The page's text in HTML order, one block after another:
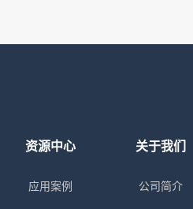
资源中心
应用案例
关于我们
公司简介